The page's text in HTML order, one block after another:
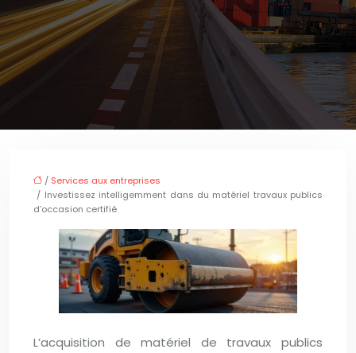
/ Services aux entreprises
/ Investissez intelligemment dans du matériel travaux publics
d’occasion certifié
L’acquisition de matériel de travaux publics